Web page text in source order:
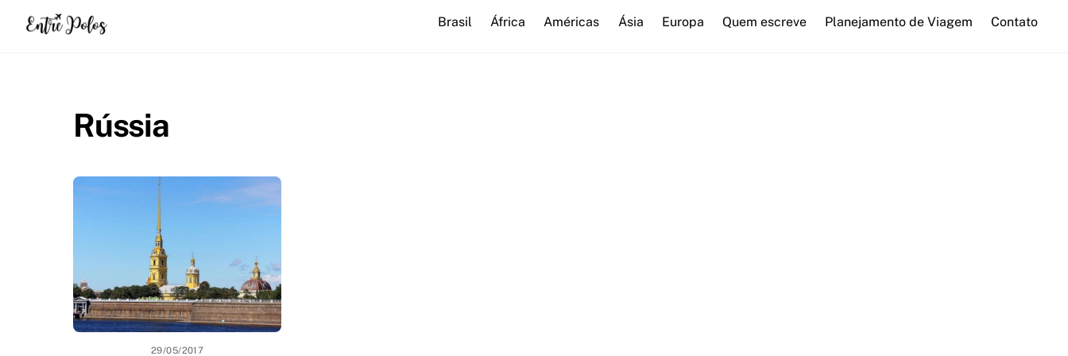
Brasil África Américas Ásia Europa Quem escreve Planejamento de Viagem Contato
Rússia
29/05/2017